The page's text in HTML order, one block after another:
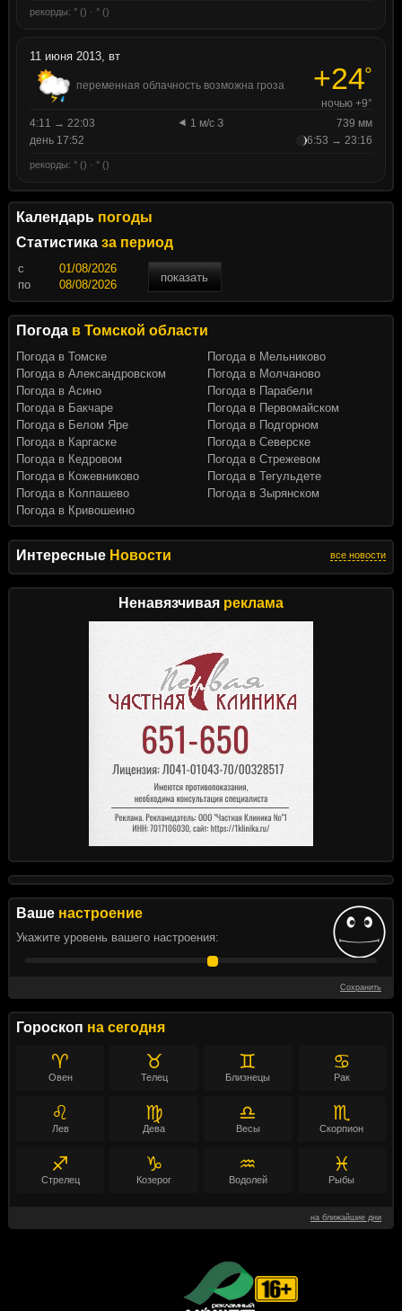
Интересные Новости все новости
Ненавязчивая реклама
Ваше настроение
Укажите уровень вашего настроения:
Сохранить
Гороскоп на сегодня
♈
Овен
♉
Телец
♊
Близнецы
♋
Рак
♌
Лев
♍
Дева
♎
Весы
♏
Скорпион
♐
Стрелец
♑
Козерог
♒
Водолей
♓
Рыбы
на ближайшие дни
рекорды: ° () · ° ()
11 июня 2013, вт
переменная облачность возможна гроза +24°
ночью +9°
4:11 → 22:03
1 м/с З
739 мм
день 17:52
6:53 → 23:16
рекорды: ° () · ° ()
Календарь погоды
Статистика за период
c
показать
по
Погода в Томской области
Погода в Томске
Погода в Александровском
Погода в Асино
Погода в Бакчаре
Погода в Белом Яре
Погода в Каргаске
Погода в Кедровом
Погода в Кожевниково
Погода в Колпашево
Погода в Кривошеино
Погода в Мельниково
Погода в Молчаново
Погода в Парабели
Погода в Первомайском
Погода в Подгорном
Погода в Северске
Погода в Стрежевом
Погода в Тегульдете
Погода в Зырянском